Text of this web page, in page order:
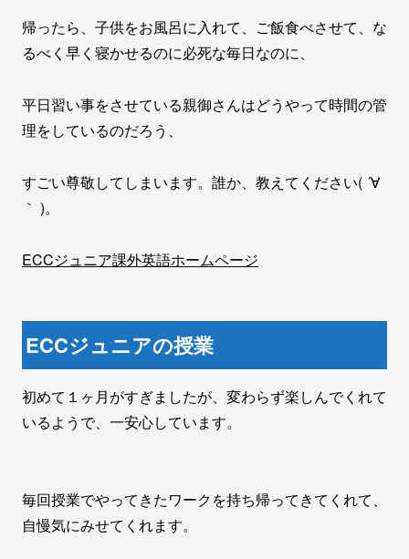
帰ったら、子供をお風呂に入れて、ご飯食べさせて、な
るべく早く寝かせるのに必死な毎日なのに、
平日習い事をさせている親御さんはどうやって時間の管
理をしているのだろう、
すごい尊敬してしまいます。誰か、教えてください( ´∀
｀ )。
ECCジュニア課外英語ホームページ
ECCジュニアの授業
初めて１ヶ月がすぎましたが、変わらず楽しんでくれて
いるようで、一安心しています。
毎回授業でやってきたワークを持ち帰ってきてくれて、
自慢気にみせてくれます。